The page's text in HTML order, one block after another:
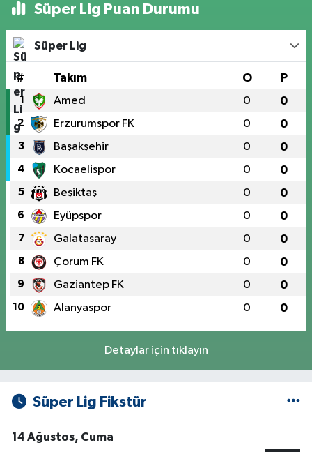
Süper Lig Puan Durumu
Süper Lig
# Takım O P
1 Amed 0 0
2 Erzurumspor FK 0 0
3 Başakşehir 0 0
4 Kocaelispor 0 0
5 Beşiktaş 0 0
6 Eyüpspor 0 0
7 Galatasaray 0 0
8 Çorum FK 0 0
9 Gaziantep FK 0 0
10 Alanyaspor 0 0
Detaylar için tıklayın
Süper Lig Fikstür
14 Ağustos, Cuma